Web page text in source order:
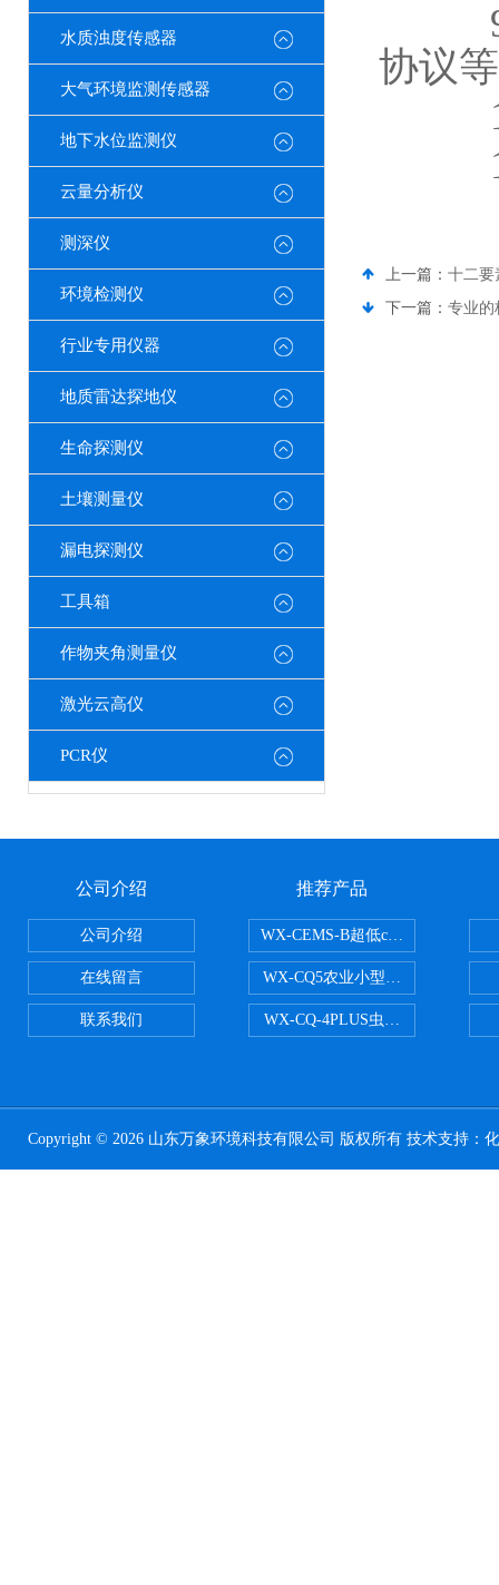
水质浊度传感器
大气环境监测传感器
地下水位监测仪
云量分析仪
测深仪
环境检测仪
行业专用仪器
地质雷达探地仪
生命探测仪
土壤测量仪
漏电探测仪
工具箱
作物夹角测量仪
激光云高仪
PCR仪
9
协议
10
11
上一篇： 十二要
下一篇： 专业的
公司介绍
公司介绍
在线留言
联系我们
推荐产品
WX-CEMS-B超低cems烟气监测系
WX-CQ5农业小型气象站
WX-CQ-4PLUS虫情测报灯
Copyright © 2026 山东万象环境科技有限公司 版权所有 技术支持：